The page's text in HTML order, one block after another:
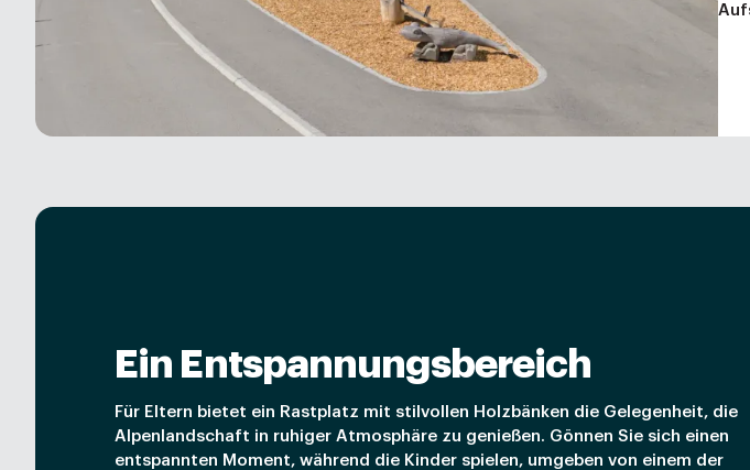
Ein Entspannungsbereich
Für Eltern bietet ein Rastplatz mit stilvollen Holzbänken die Gelegenheit, die
Alpenlandschaft in ruhiger Atmosphäre zu genießen. Gönnen Sie sich einen
entspannten Moment, während die Kinder spielen, umgeben von einem der